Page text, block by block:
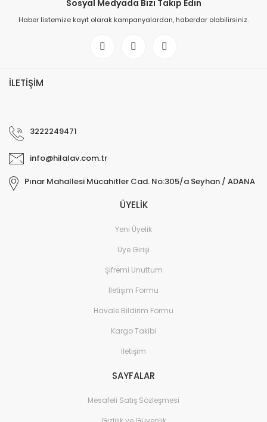
Sosyal Medyada Bizi Takip Edin
Haber listemize kayıt olarak kampanyalardan, haberdar olabilirsiniz.
İLETİŞİM
3222249471
info@hilalav.com.tr
Pınar Mahallesi Mücahitler Cad. No:305/a Seyhan / ADANA
ÜYELİK
Yeni Üyelik
Üye Girişi
Şifremi Unuttum
İletişim Formu
Havale Bildirim Formu
Kargo Takibi
İletişim
SAYFALAR
Mesafeli Satış Sözleşmesi